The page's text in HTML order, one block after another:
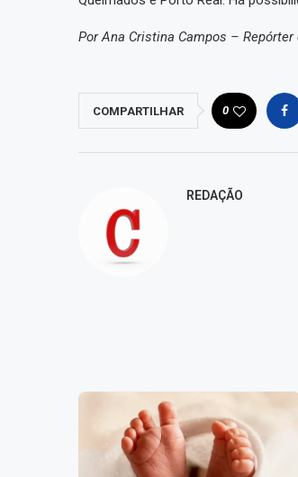
Por Ana Cristina Campos –
COMPARTILHAR 0
REDAÇÃO